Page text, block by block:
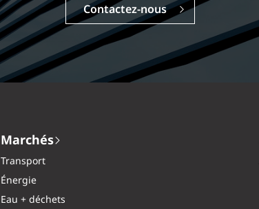
Carrières
Marchés
Transport
Énergie
Eau + déchets